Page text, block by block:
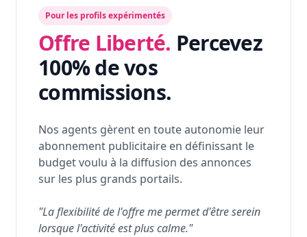
Pour les profils expérimentés
Offre Liberté. Percevez
100% de vos
commissions.
Nos agents gèrent en toute autonomie leur
abonnement publicitaire en définissant le
budget voulu à la diffusion des annonces
sur les plus grands portails.
"La flexibilité de l'offre me permet d'être serein
lorsque l'activité est plus calme."